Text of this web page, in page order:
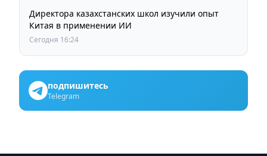
Директора казахстанских школ изучили опыт
Китая в применении ИИ
Сегодня 16:24
подпишитесь
Telegram